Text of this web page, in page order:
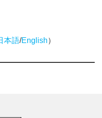
本語/English）